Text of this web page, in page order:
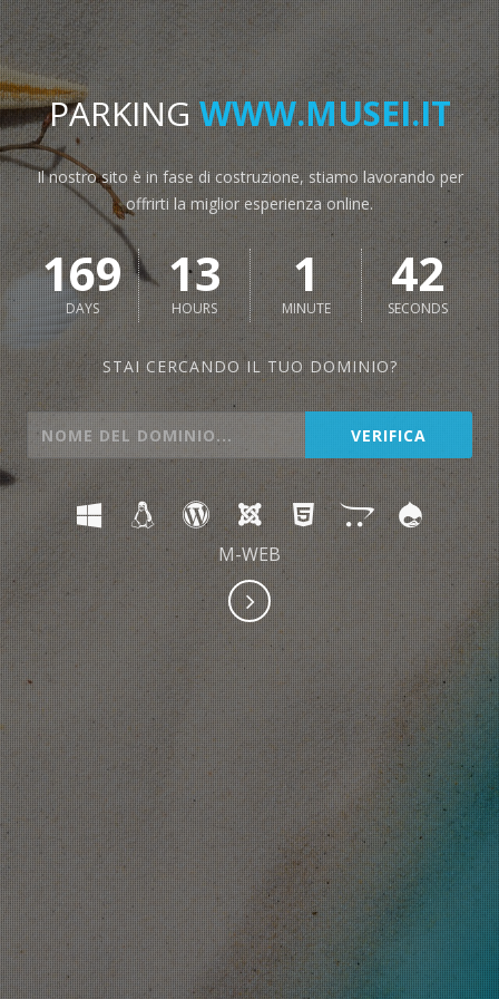
PARKINGWWW.MUSEI.IT
Il nostro sito è in fase di costruzione, stiamo lavorando per
offrirti la miglior esperienza online.
169
DAYS
13
HOURS
1
MINUTE
42
SECONDS
STAI CERCANDO IL TUO DOMINIO?
M-WEB